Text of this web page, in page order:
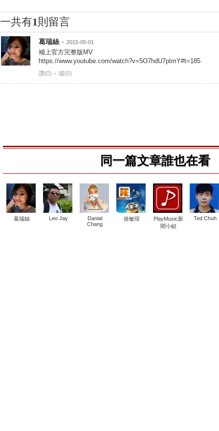
一共有1 則留言
葛瑞絲 • 2015-05-01
補上官方完整版MV
https://www.youtube.com/watch?v=5O7hdU7ptmY#t=185
讚(0) • 噓(0)
同一篇文章誰也在看
葛瑞絲 Leo Jay
Danial
Chang
徐敏瑄
PlayMusic新
聞小組
Ted Chuh